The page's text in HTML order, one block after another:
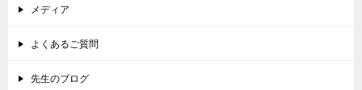
メディア
よくあるご質問
先生のブログ